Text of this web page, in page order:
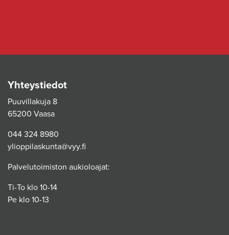
Yhteystiedot
Puuvillakuja 8
65200 Vaasa
044 324 8980
ylioppilaskunta@vyy.fi
Palvelutoimiston aukioloajat:
Ti-To klo 10-14
Pe klo 10-13